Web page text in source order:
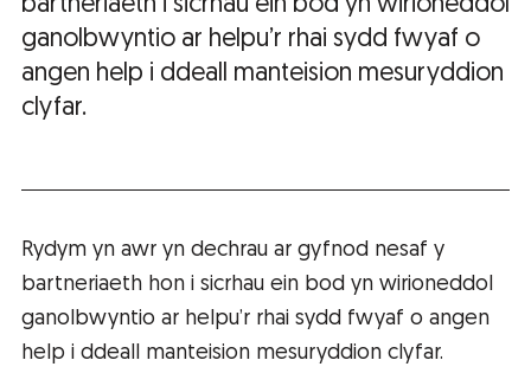
bartneriaeth i sicrhau ein bod yn wirioneddol
ganolbwyntio ar helpu’r rhai sydd fwyaf o
angen help i ddeall manteision mesuryddion
clyfar.
Rydym yn awr yn dechrau ar gyfnod nesaf y
bartneriaeth hon i sicrhau ein bod yn wirioneddol
ganolbwyntio ar helpu’r rhai sydd fwyaf o angen
help i ddeall manteision mesuryddion clyfar.